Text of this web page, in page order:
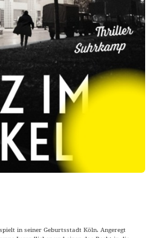
in seiner Geburtsstadt Köln. Angeregt